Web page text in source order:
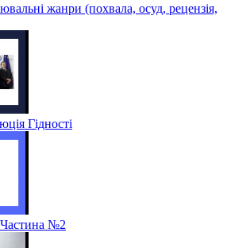
жанри (похвала, осуд, рецензія,
Гідності
№2